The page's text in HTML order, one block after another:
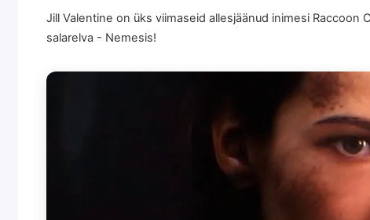
Jill Valentine on üks viimaseid allesjäänud inimesi
salarelva - Nemesis!